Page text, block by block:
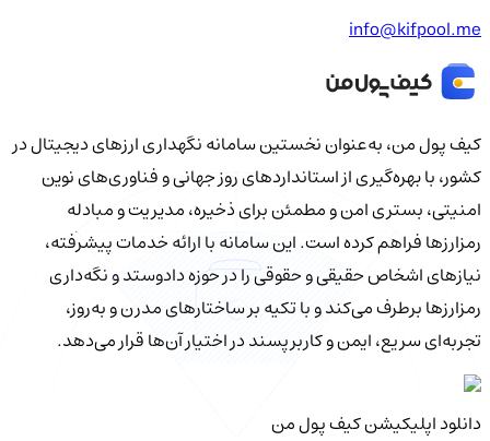
info@kifpool.me
کیف‌ پول من، به‌عنوان نخستین سامانه نگهداری ارزهای دیجیتال در
کشور، با بهره‌گیری از استانداردهای روز جهانی و فناوری‌های نوین
امنیتی، بستری امن و مطمئن برای ذخیره، مدیریت و مبادله
رمزارزها فراهم کرده است. این سامانه با ارائه خدمات پیشرفته،
نیازهای اشخاص حقیقی و حقوقی را در حوزه دادوستد و نگه‌داری
رمزارزها برطرف می‌کند و با تکیه بر ساختارهای مدرن و به‌روز،
تجربه‌ای سریع، ایمن و کاربرپسند در اختیار آن‌ها قرار می‌دهد.
دانلود اپلیکیشن کیف‌ پول من